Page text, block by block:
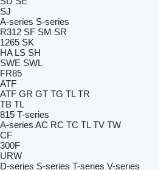
SJ
A-series S-series
R312 SF SM SR
1265 SK
HA LS SH
SWE SWL
FR85
ATF
ATF GR GT TG TL TR
TB TL
815 T-series
A-series AC RC TC TL TV TW
CF
300F
URW
D-series S-series T-series V-series